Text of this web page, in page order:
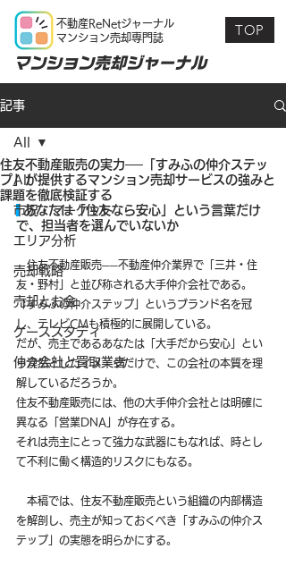
不動産ReNetジャーナル
マンション売却専門誌
マンション売却ジャーナル
TOP
記事
All
市況・マーケット
エリア分析
売却戦略
売却とお金
ケーススタディ
仲介会社と買取業者
All
住友不動産販売の実力──「すみふの仲介ステッ
プ」が提供するマンション売却サービスの強みと
課題を徹底検証する
あなたは「住友なら安心」という言葉だけ
で、担当者を選んでいないか
住友不動産販売──不動産仲介業界で「三井・住
友・野村」と並び称される大手仲介会社である。
「すみふの仲介ステップ」というブランド名を冠
し、テレビCMも積極的に展開している。
だが、売主であるあなたは「大手だから安心」とい
う漠然としたイメージだけで、この会社の本質を理
解しているだろうか。
住友不動産販売には、他の大手仲介会社とは明確に
異なる「営業DNA」が存在する。
それは売主にとって強力な武器にもなれば、時とし
て不利に働く構造的リスクにもなる。
本稿では、住友不動産販売という組織の内部構造
を解剖し、売主が知っておくべき「すみふの仲介ス
テップ」の実態を明らかにする。